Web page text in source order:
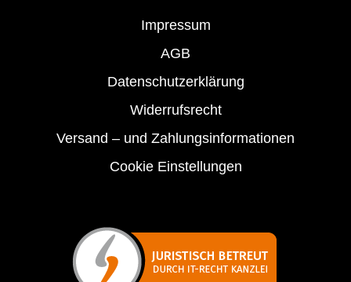
Impressum
AGB
Datenschutzerklärung
Widerrufsrecht
Versand – und Zahlungsinformationen
Cookie Einstellungen